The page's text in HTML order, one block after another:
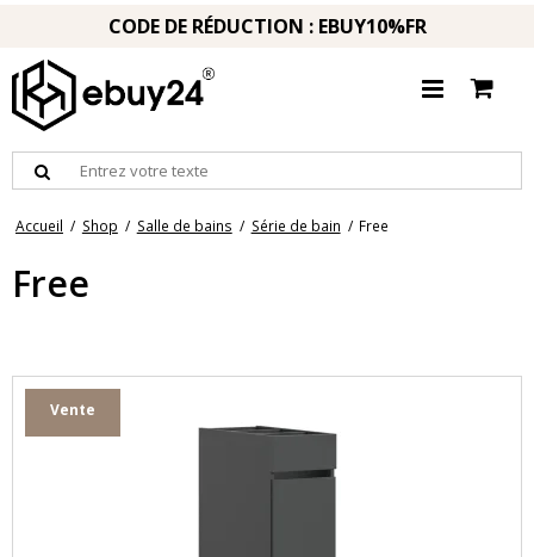
CODE DE RÉDUCTION : EBUY10%FR
Accueil / Shop / Salle de bains / Série de bain / Free
Free
Vente